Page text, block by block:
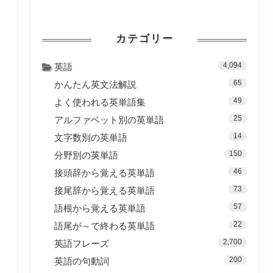
カテゴリー
英語 4,094
かんたん英文法解説 65
よく使われる英単語集 49
アルファベット別の英単語 25
文字数別の英単語 14
分野別の英単語 150
接頭辞から覚える英単語 46
接尾辞から覚える英単語 73
語根から覚える英単語 57
語尾が～で終わる英単語 22
英語フレーズ 2,700
英語の句動詞 200